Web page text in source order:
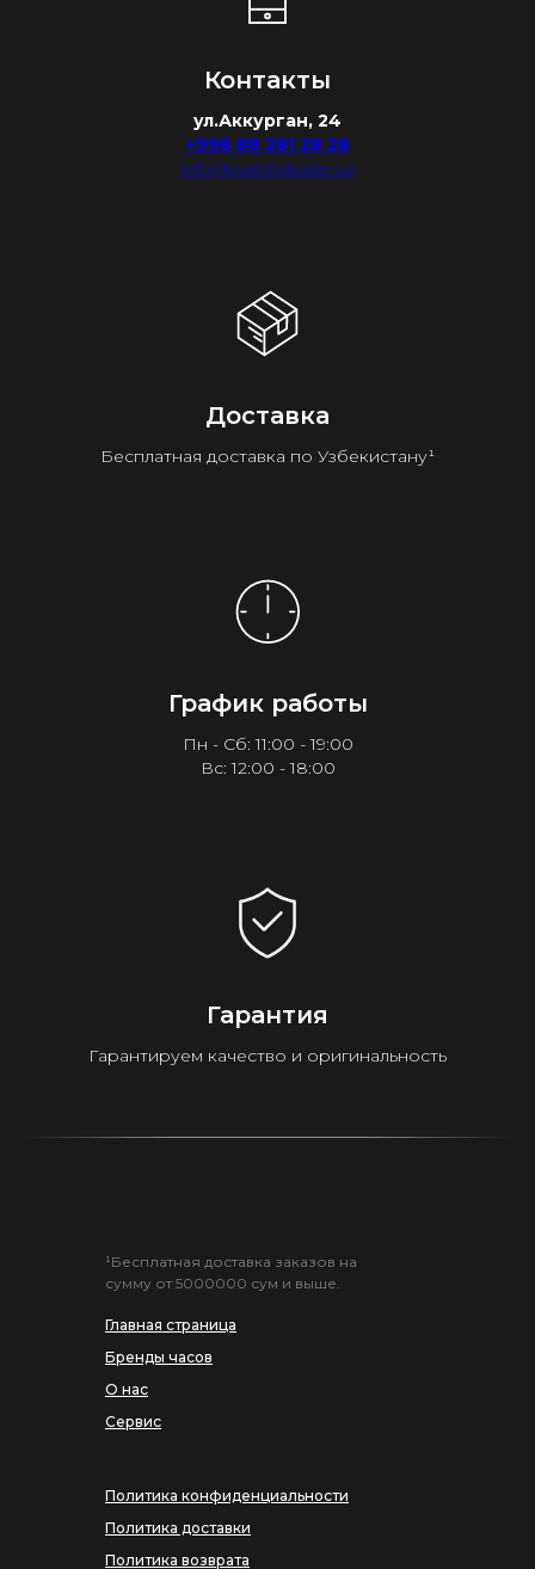
Контакты
ул.Аккурган, 24
+998 88 281 28 28
info@watchdealer.uz
Доставка
Бесплатная доставка по Узбекистану¹
График работы
Пн - Сб: 11:00 - 19:00
Вс: 12:00 - 18:00
Гарантия
Гарантируем качество и оригинальность
Главная страница
Бренды часов
О нас
Сервис
¹Бесплатная доставка заказов на
сумму от 5000000 сум и выше.
Политика конфиденциальности
Политика доставки
Политика возврата